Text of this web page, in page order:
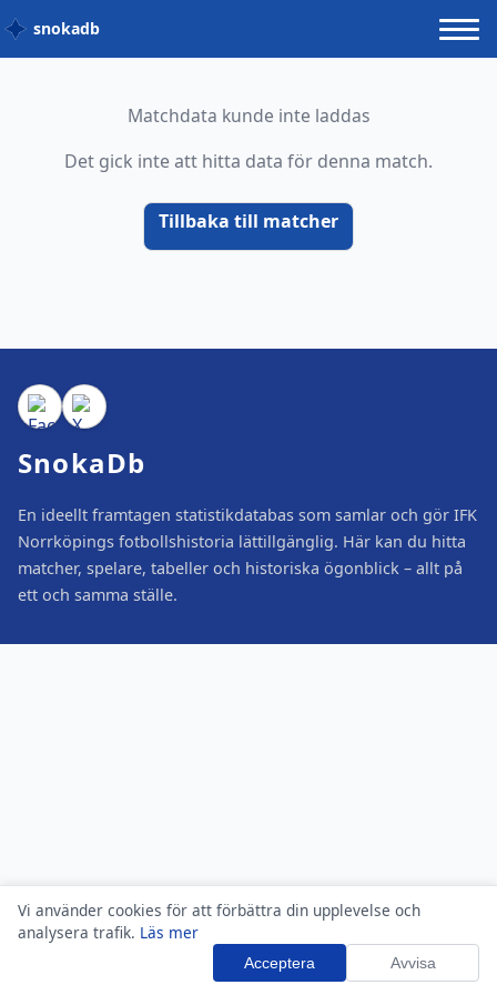
Vi använder cookies för att förbättra din upplevelse och
analysera trafik. Läs mer
Acceptera Avvisa
snokadb
Matchdata kunde inte laddas
Det gick inte att hitta data för denna match.
Tillbaka till matcher
SnokaDb
En ideellt framtagen statistikdatabas som samlar och gör IFK
Norrköpings fotbollshistoria lättillgänglig. Här kan du hitta
matcher, spelare, tabeller och historiska ögonblick – allt på
ett och samma ställe.